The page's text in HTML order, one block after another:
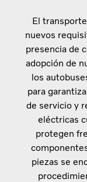
El
nuevos
presencia de
adopción de
los
para
de servicio y
eléctricas
protegen
piezas se